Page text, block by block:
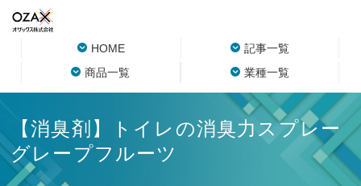
HOME
記事一覧
商品一覧
業種一覧
【消臭剤】トイレの消臭力スプレー
グレープフルーツ